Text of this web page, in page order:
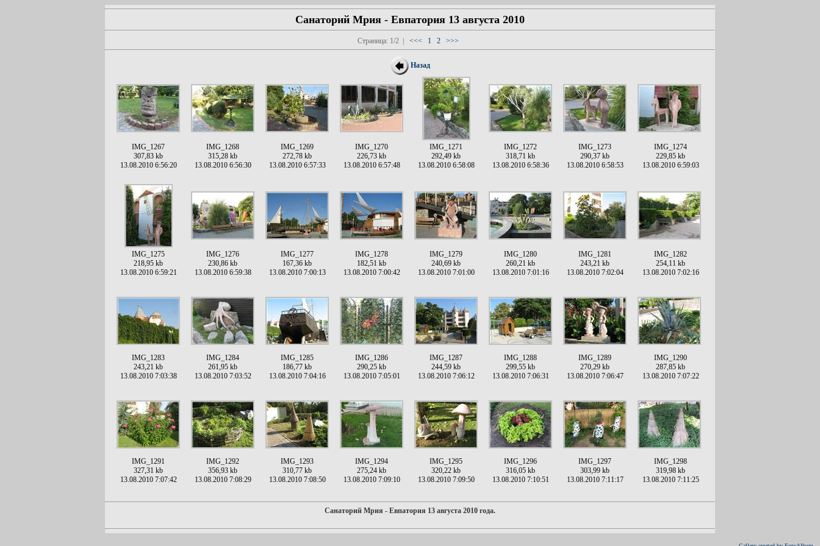
Санаторий Мрия - Евпатория 13 августа 2010
Страница: 1/2 | <<< 1 2 >>>
Назад
IMG_1267
307,83 kb
13.08.2010 6:56:20
IMG_1268
315,28 kb
13.08.2010 6:56:30
IMG_1269
272,78 kb
13.08.2010 6:57:33
IMG_1270
226,73 kb
13.08.2010 6:57:48
IMG_1271
292,49 kb
13.08.2010 6:58:08
IMG_1272
318,71 kb
13.08.2010 6:58:36
IMG_1273
290,37 kb
13.08.2010 6:58:53
IMG_1274
229,85 kb
13.08.2010 6:59:03
IMG_1275
218,95 kb
13.08.2010 6:59:21
IMG_1276
230,86 kb
13.08.2010 6:59:38
IMG_1277
167,36 kb
13.08.2010 7:00:13
IMG_1278
182,51 kb
13.08.2010 7:00:42
IMG_1279
240,69 kb
13.08.2010 7:01:00
IMG_1280
260,21 kb
13.08.2010 7:01:16
IMG_1281
243,21 kb
13.08.2010 7:02:04
IMG_1282
254,11 kb
13.08.2010 7:02:16
IMG_1283
243,21 kb
13.08.2010 7:03:38
IMG_1284
261,95 kb
13.08.2010 7:03:52
IMG_1285
186,77 kb
13.08.2010 7:04:16
IMG_1286
290,25 kb
13.08.2010 7:05:01
IMG_1287
244,59 kb
13.08.2010 7:06:12
IMG_1288
299,55 kb
13.08.2010 7:06:31
IMG_1289
270,29 kb
13.08.2010 7:06:47
IMG_1290
287,85 kb
13.08.2010 7:07:22
IMG_1291
327,31 kb
13.08.2010 7:07:42
IMG_1292
356,93 kb
13.08.2010 7:08:29
IMG_1293
310,77 kb
13.08.2010 7:08:50
IMG_1294
275,24 kb
13.08.2010 7:09:10
IMG_1295
320,22 kb
13.08.2010 7:09:50
IMG_1296
316,05 kb
13.08.2010 7:10:51
IMG_1297
303,99 kb
13.08.2010 7:11:17
IMG_1298
319,98 kb
13.08.2010 7:11:25
Санаторий Мрия - Евпатория 13 августа 2010 года.